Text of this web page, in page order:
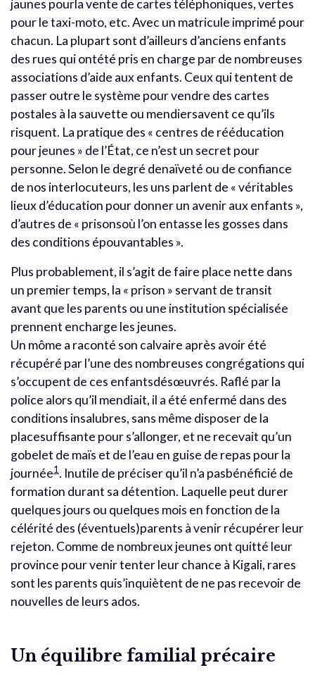
jaunes pourla vente de cartes téléphoniques, vertes
pour le taxi-moto, etc. Avec un matricule imprimé pour
chacun. La plupart sont d’ailleurs d’anciens enfants
des rues qui ontété pris en charge par de nombreuses
associations d’aide aux enfants. Ceux qui tentent de
passer outre le système pour vendre des cartes
postales à la sauvette ou mendiersavent ce qu’ils
risquent. La pratique des « centres de rééducation
pour jeunes » de l’État, ce n’est un secret pour
personne. Selon le degré denaïveté ou de confiance
de nos interlocuteurs, les uns parlent de « véritables
lieux d’éducation pour donner un avenir aux enfants »,
d’autres de « prisonsoù l’on entasse les gosses dans
des conditions épouvantables ».
Plus probablement, il s’agit de faire place nette dans
un premier temps, la « prison » servant de transit
avant que les parents ou une institution spécialisée
prennent encharge les jeunes.
Un môme a raconté son calvaire après avoir été
récupéré par l’une des nombreuses congrégations qui
s’occupent de ces enfantsdésœuvrés. Raflé par la
police alors qu’il mendiait, il a été enfermé dans des
conditions insalubres, sans même disposer de la
placesuffisante pour s’allonger, et ne recevait qu’un
gobelet de maïs et de l’eau en guise de repas pour la
journée1. Inutile de préciser qu’il n’a pasbénéficié de
formation durant sa détention. Laquelle peut durer
quelques jours ou quelques mois en fonction de la
célérité des (éventuels)parents à venir récupérer leur
rejeton. Comme de nombreux jeunes ont quitté leur
province pour venir tenter leur chance à Kigali, rares
sont les parents quis’inquiètent de ne pas recevoir de
nouvelles de leurs ados.
Un équilibre familial précaire